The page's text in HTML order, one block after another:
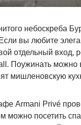
небоскреба
вы любите
отдельный
Поужинать можно
мишленовскую
Armani Privé
можно посетить